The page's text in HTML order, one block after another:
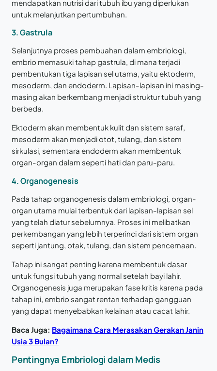
mendapatkan nutrisi dari tubuh ibu yang diperlukan
untuk melanjutkan pertumbuhan.
3. Gastrula
Selanjutnya proses pembuahan dalam embriologi,
embrio memasuki tahap gastrula, di mana terjadi
pembentukan tiga lapisan sel utama, yaitu ektoderm,
mesoderm, dan endoderm. Lapisan-lapisan ini masing-
masing akan berkembang menjadi struktur tubuh yang
berbeda.
Ektoderm akan membentuk kulit dan sistem saraf,
mesoderm akan menjadi otot, tulang, dan sistem
sirkulasi, sementara endoderm akan membentuk
organ-organ dalam seperti hati dan paru-paru.
4. Organogenesis
Pada tahap organogenesis dalam embriologi, organ-
organ utama mulai terbentuk dari lapisan-lapisan sel
yang telah diatur sebelumnya. Proses ini melibatkan
perkembangan yang lebih terperinci dari sistem organ
seperti jantung, otak, tulang, dan sistem pencernaan.
Tahap ini sangat penting karena membentuk dasar
untuk fungsi tubuh yang normal setelah bayi lahir.
Organogenesis juga merupakan fase kritis karena pada
tahap ini, embrio sangat rentan terhadap gangguan
yang dapat menyebabkan kelainan atau cacat lahir.
Baca Juga: Bagaimana Cara Merasakan Gerakan Janin
Usia 3 Bulan?
Pentingnya Embriologi dalam Medis